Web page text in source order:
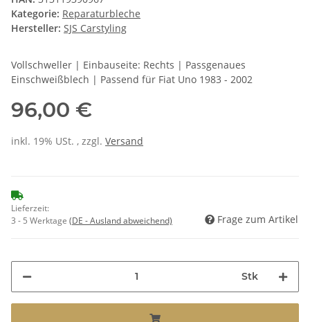
Kategorie: Reparaturbleche
Hersteller: SJS Carstyling
Vollschweller | Einbauseite: Rechts | Passgenaues
Einschweißblech | Passend für Fiat Uno 1983 - 2002
96,00 €
inkl. 19% USt. , zzgl. Versand
Lieferzeit:
3 - 5 Werktage (DE - Ausland abweichend) Frage zum Artikel
Stk